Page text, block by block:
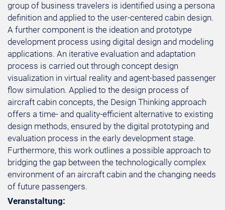
group of business travelers is identified using a persona
definition and applied to the user-centered cabin design.
A further component is the ideation and prototype
development process using digital design and modeling
applications. An iterative evaluation and adaptation
process is carried out through concept design
visualization in virtual reality and agent-based passenger
flow simulation. Applied to the design process of
aircraft cabin concepts, the Design Thinking approach
offers a time- and quality-efficient alternative to existing
design methods, ensured by the digital prototyping and
evaluation process in the early development stage.
Furthermore, this work outlines a possible approach to
bridging the gap between the technologically complex
environment of an aircraft cabin and the changing needs
of future passengers.
Veranstaltung: